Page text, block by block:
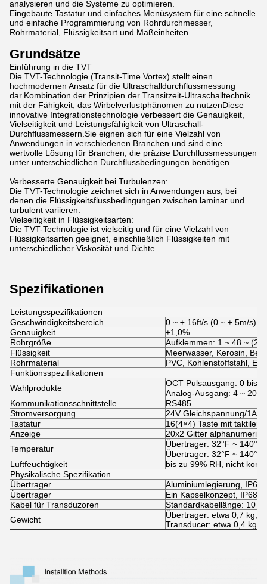
analysieren und die Systeme zu optimieren.
Eingebaute Tastatur und einfaches Menüsystem für eine schnelle
und einfache Programmierung von Rohrdurchmesser,
Rohrmaterial, Flüssigkeitsart und Maßeinheiten.
Grundsätze
Einführung in die TVT
Die TVT-Technologie (Transit-Time Vortex) stellt einen
hochmodernen Ansatz für die Ultraschalldurchflussmessung
dar.Kombination der Prinzipien der Transitzeit-Ultraschalltechnik
mit der Fähigkeit, das Wirbelverlustphänomen zu nutzenDiese
innovative Integrationstechnologie verbessert die Genauigkeit,
Vielseitigkeit und Leistungsfähigkeit von Ultraschall-
Durchflussmessern.Sie eignen sich für eine Vielzahl von
Anwendungen in verschiedenen Branchen und sind eine
wertvolle Lösung für Branchen, die präzise Durchflussmessungen
unter unterschiedlichen Durchflussbedingungen benötigen..
Verbesserte Genauigkeit bei Turbulenzen:
Die TVT-Technologie zeichnet sich in Anwendungen aus, bei
denen die Flüssigkeitsflussbedingungen zwischen laminar und
turbulent variieren.
Vielseitigkeit in Flüssigkeitsarten:
Die TVT-Technologie ist vielseitig und für eine Vielzahl von
Flüssigkeitsarten geeignet, einschließlich Flüssigkeiten mit
unterschiedlicher Viskosität und Dichte.
Spezifikationen
Leistungsspezifikationen
Geschwindigkeitsbereich
0 ~ ± 16ft/s (0 ~ ± 5m/s)
Genauigkeit
±1,0%
Rohrgröße
Aufklemmen: 1 ~ 48 ~ (25
Flüssigkeit
Meerwasser, Kerosin,
Rohrmaterial
PVC, Kohlenstoffstahl,
Funktionsspezifikationen
Wahlprodukte
OCT Pulsausgang: 0 bis
Analog-Ausgang: 4 ~
Kommunikationsschnittstelle
RS485
Stromversorgung
24V Gleichspannung/1A
Tastatur
16(4×4) Taste mit taktiler
Anzeige
20x2 Gitter
Temperatur
Übertrager: 32°F ~ 140°F
Übertrager: 32°F ~ 140°F
Luftfeuchtigkeit
bis zu 99% RH, nicht
Physikalische Spezifikation
Übertrager
Aluminiumlegierung, IP65.
Übertrager
Ein Kapselkonzept, IP68.
Kabel für Transduzoren
Standardkabellänge: 10 m.
Gewicht
Übertrager: etwa 0,7 kg;
Transducer: etwa 0,4 kg